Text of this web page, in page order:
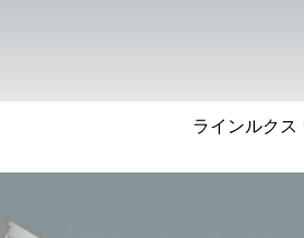
ラインルクス